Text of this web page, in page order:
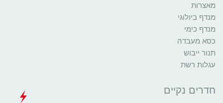
מאצרות
מנדף ביולוגי
מנדף כימי
כסא מעבדה
תנור ייבוש
עגלות רשת
חדרים נקיים